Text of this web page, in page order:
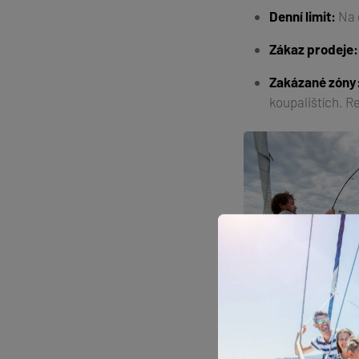
Denní limit: Na
Zákaz prodeje:
Zakázané
koupalištích.